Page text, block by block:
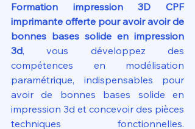
Formation impression 3D CPF
imprimante offerte pour avoir avoir de
bonnes bases solide en impression
3d, vous développez des
compétences en modélisation
paramétrique, indispensables pour
avoir de bonnes bases solide en
impression 3d et concevoir des pièces
techniques fonctionnelles.